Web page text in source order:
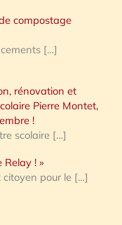
compostage
[…]
rénovation et
Pierre Montet,
!
scolaire […]
! »
pour le […]